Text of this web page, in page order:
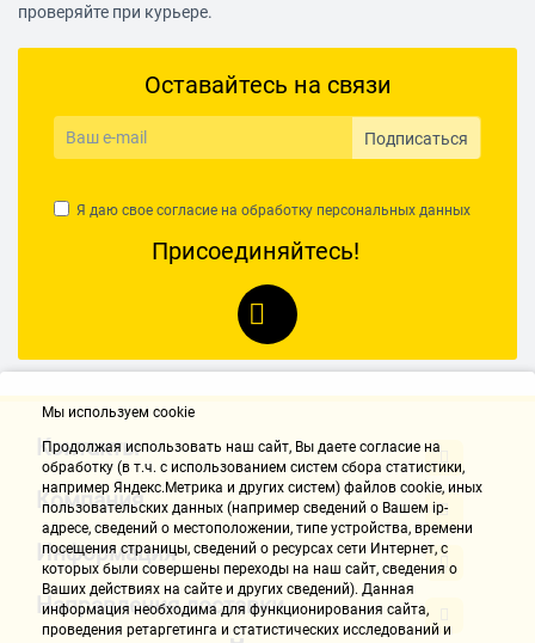
проверяйте при курьере.
Оставайтесь на связи
Подписаться
Я даю свое согласие на обработку персональных данных
Присоединяйтесь!
Контакты
Компания
Информация
Направления доставки
Мы используем cookie
Продолжая использовать наш cайт, Вы даете согласие на
обработку (в т.ч. с использованием систем сбора статистики,
например Яндекс.Метрика и других систем) файлов cookie, иных
пользовательских данных (например сведений о Вашем ip-
адресе, сведений о местоположении, типе устройства, времени
посещения страницы, сведений о ресурсах сети Интернет, с
которых были совершены переходы на наш сайт, сведения о
Ваших действиях на сайте и других сведений). Данная
информация необходима для функционирования сайта,
проведения ретаргетинга и статистических исследований и